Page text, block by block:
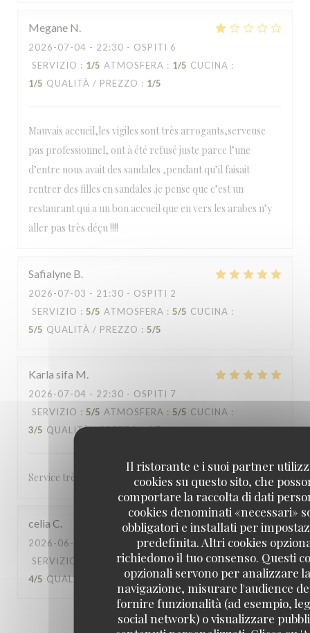
Il ristorante e i suoi partner
cookies su questo sito, che
comportare la raccolta di dati
cookies denominati «necessari»
obbligatori e installati per
predefinita. Altri cookies
richiedono il tuo consenso. Questi
opzionali servono per analizzare
navigazione, misurare l'audience
fornire funzionalità (ad esempio,
social network) o visualizzare
Megane N
2026-07-04 - 22:30 - OSPITI 6
SERVIZIO : 1/5 ATMOSFERA : 1/5 CUCINA :
1/5 QUALITÀ / PREZZO : 1/5
Mauvais accueil,les vigiles sont très arrogants,serveuse
pas professionnel, ont à été refusé juste parce l’une
d’entre nous avait des sandales ,pendant qu’il faisait
rentrer des filles en sandales .je pense que c’est un
restaurant qui a un bon accueil que en vers les arabes n’y
aller pas très déçu !!!!
Safialyne B
2026-07-03 - 21:30 - OSPITI 2
SERVIZIO : 5/5 ATMOSFERA : 5/5 CUCINA :
5/5 QUALITÀ / PREZZO : 5/5
Karla sifa M
2026-07-04 - 22:30 - OSPITI 7
SERVIZIO : 5/5 ATMOSFERA : 5/5 CUCINA :
3/5 QUALITÀ / PREZZO: 4/5
Service très accueillant et rapide
celia C
2026-06-27
- 20:30 - OSPITI 5
SERVIZIO
ATMOSFERA: 4/5 CUCINA:
4/5 QUALITÀ / PREZZO: 4/5
1 2 3